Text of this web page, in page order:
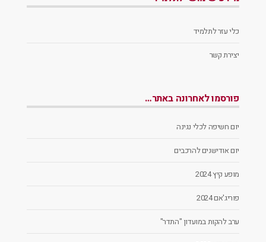
כלי עזר לתלמיד
יצירת קשר
פורסמו לאחרונה באתר…
יום חשיפה לכלי נגינה
יום אודישנים להרכבים
מופע קיץ 2024
פוריג'אם 2024
ערב להקות במועדון "התדר"